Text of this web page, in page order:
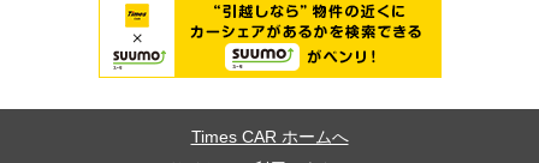
Times CAR ホームへ